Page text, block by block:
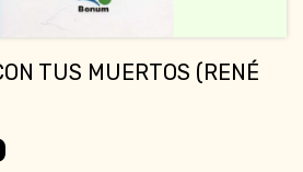
TUS MUERTOS (RENÉ